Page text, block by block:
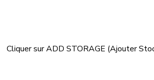
Cliquer sur ADD STORAGE (Ajouter